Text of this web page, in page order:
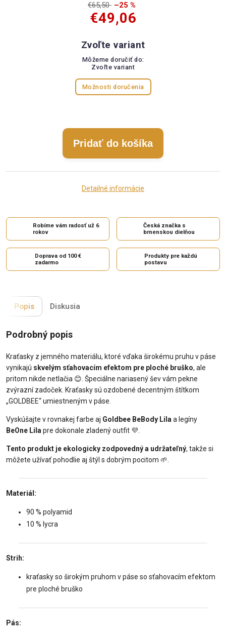
€65,50 –25 %
€49,06
Zvoľte variant
Môžeme doručiť do:
Zvoľte variant
Možnosti doručenia
Pridať do košíka
Detailné informácie
Robíme vám radosť už 6
rokov
Česká značka s
brnenskou dielňou
Doprava od 100 €
zadarmo
Produkty pre každú
postavu
Popis Diskusia
Podrobný popis
Kraťasky z jemného materiálu, ktoré vďaka širokému pruhu v páse
vynikajú skvelým sťahovacím efektom pre ploché bruško, ale
pritom nikde netlačia 😊. Špeciálne nariasený šev vám pekne
zvýrazní zadoček. Kraťasky sú ozdobené decentným štítkom
„GOLDBEE“ umiestneným v páse.
Vyskúšajte v rovnakej farbe aj Goldbee BeBody Lila a legíny
BeOne Lila pre dokonale zladený outfit 💜.
Tento produkt je ekologicky zodpovedný a udržateľný, takže si
môžete užívať pohodlie aj štýl s dobrým pocitom 🌱.
Materiál:
90 % polyamid
10 % lycra
Strih:
kraťasky so širokým pruhom v páse so sťahovacím efektom
pre ploché bruško
Pás: